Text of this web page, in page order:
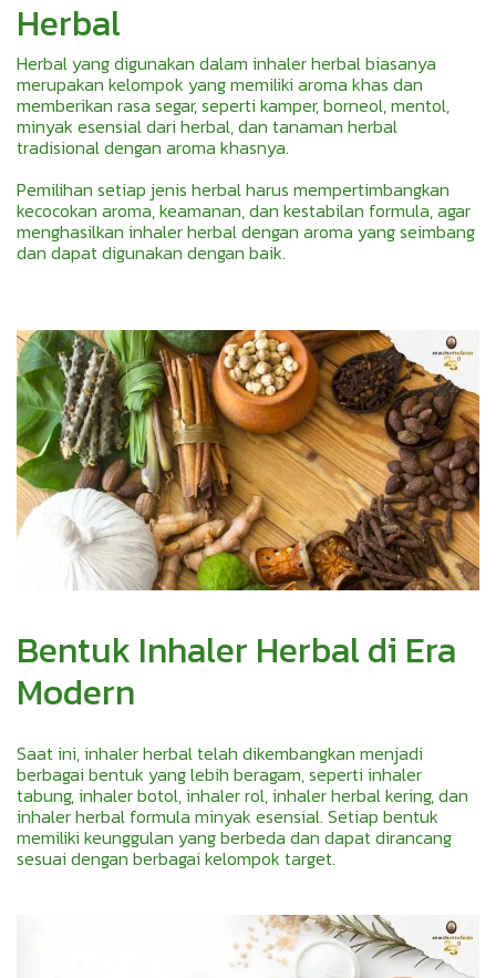
Herbal
Herbal yang digunakan dalam inhaler herbal biasanya
merupakan kelompok yang memiliki aroma khas dan
memberikan rasa segar, seperti kamper, borneol, mentol,
minyak esensial dari herbal, dan tanaman herbal
tradisional dengan aroma khasnya.
Pemilihan setiap jenis herbal harus mempertimbangkan
kecocokan aroma, keamanan, dan kestabilan formula, agar
menghasilkan inhaler herbal dengan aroma yang seimbang
dan dapat digunakan dengan baik.
Bentuk Inhaler Herbal di Era
Modern
Saat ini, inhaler herbal telah dikembangkan menjadi
berbagai bentuk yang lebih beragam, seperti inhaler
tabung, inhaler botol, inhaler rol, inhaler herbal kering, dan
inhaler herbal formula minyak esensial. Setiap bentuk
memiliki keunggulan yang berbeda dan dapat dirancang
sesuai dengan berbagai kelompok target.